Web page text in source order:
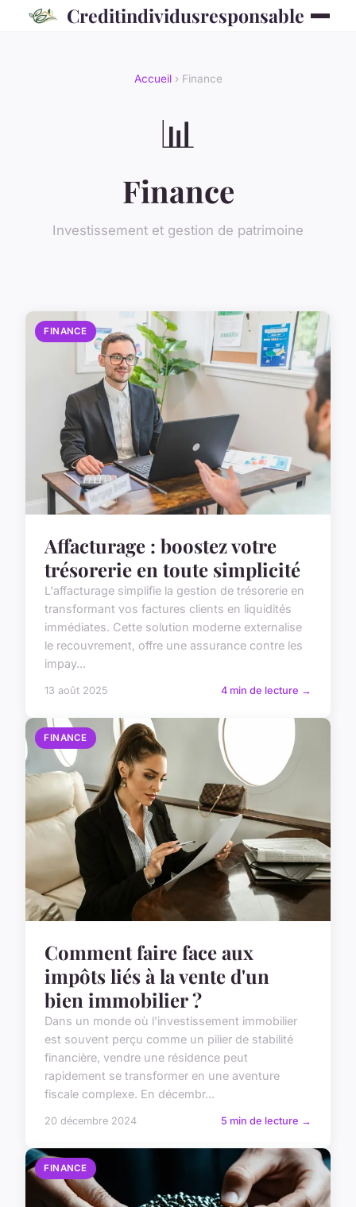
Creditindividusresponsable
Accueil› Finance
📊
Finance
Investissement et gestion de patrimoine
FINANCE
Affacturage : boostez votre
trésorerie en toute simplicité
L'affacturage simplifie la gestion de trésorerie en
transformant vos factures clients en liquidités
immédiates. Cette solution moderne externalise
le recouvrement, offre une assurance contre les
impay...
13 août 2025 4 min de lecture →
FINANCE
Comment faire face aux
impôts liés à la vente d'un
bien immobilier ?
Dans un monde où l'investissement immobilier
est souvent perçu comme un pilier de stabilité
financière, vendre une résidence peut
rapidement se transformer en une aventure
fiscale complexe. En décembr...
20 décembre 2024 5 min de lecture →
FINANCE